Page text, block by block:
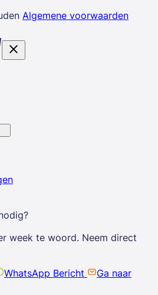
Algemene voorwaarden
week te woord. Neem direct
WhatsApp Bericht
Ga naar